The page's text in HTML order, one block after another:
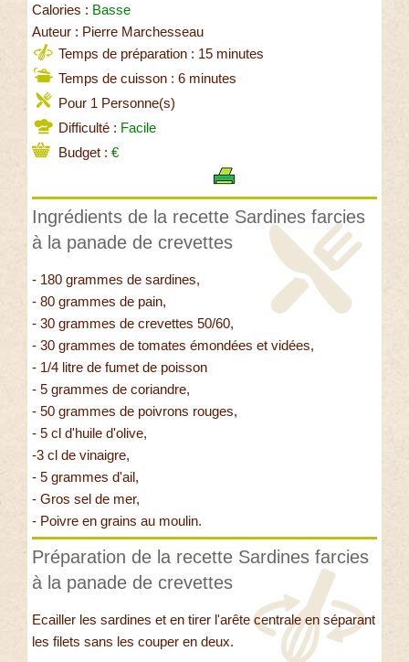
Calories : Basse
Auteur : Pierre Marchesseau
Temps de préparation : 15 minutes
Temps de cuisson : 6 minutes
Pour 1 Personne(s)
Difficulté : Facile
Budget : €
Ingrédients de la recette Sardines farcies
à la panade de crevettes
- 180 grammes de sardines,
- 80 grammes de pain,
- 30 grammes de crevettes 50/60,
- 30 grammes de tomates émondées et vidées,
- 1/4 litre de fumet de poisson
- 5 grammes de coriandre,
- 50 grammes de poivrons rouges,
- 5 cl d'huile d'olive,
-3 cl de vinaigre,
- 5 grammes d'ail,
- Gros sel de mer,
- Poivre en grains au moulin.
Préparation de la recette Sardines farcies
à la panade de crevettes
Ecailler les sardines et en tirer l'arête centrale en séparant
les filets sans les couper en deux.